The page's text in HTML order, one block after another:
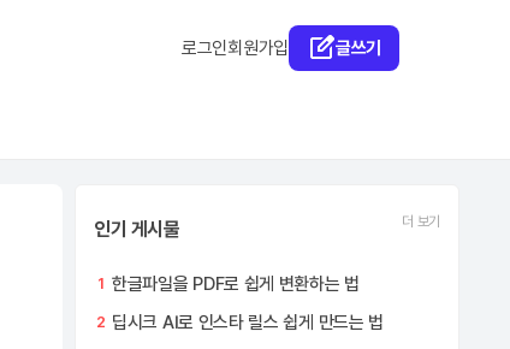
로그인회원가입 글쓰기
인기 게시물 더 보기
1 한글파일을 PDF로 쉽게 변환하는 법
2 딥시크 AI로 인스타 릴스 쉽게 만드는 법